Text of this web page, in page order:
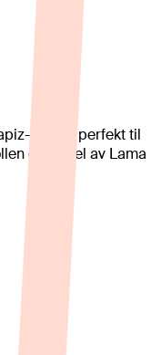
skjell – perfekt til
er en del av Lama